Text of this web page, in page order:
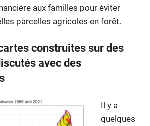
aux familles pour éviter
parcelles agricoles en forêt.
construites sur des
avec des
Il y a
quelques